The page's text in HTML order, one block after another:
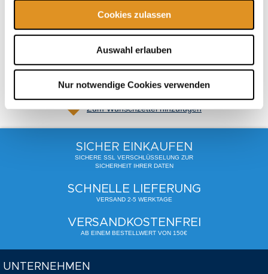
Cookies zulassen
Auswahl erlauben
Nur notwendige Cookies verwenden
inkl. USt.,exkl.Versandkosten
In den Warenkorb
Zum Wunschzettel hinzufügen
SICHER EINKAUFEN
SICHERE SSL VERSCHLÜSSELUNG ZUR
SICHERHEIT IHRER DATEN
SCHNELLE LIEFERUNG
VERSAND 2-5 WERKTAGE
VERSANDKOSTENFREI
AB EINEM BESTELLWERT VON 150€
UNTERNEHMEN